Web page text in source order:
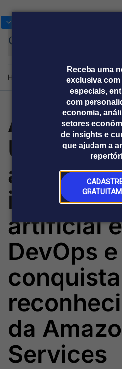
Receba uma
exclusiva com
especiais,
com
economia,
setores
de insights e
que ajudam a
Home Produtos e soluçõesNotícias
Broadcast
O
Os
Sobre nós
Prêmio Broadcast
Analistas
Agências de
comunicação
AI/R
UOL
artificial
DevOps e
conquista
da
Services